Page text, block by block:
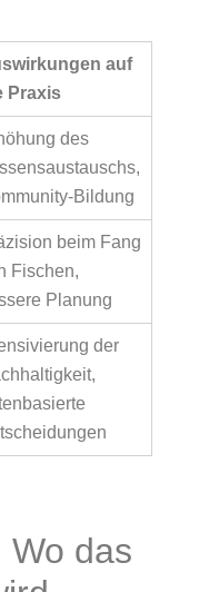
auf
Praxis
des
Bildung
beim Fang
Fischen,
Planung
der
Wo das